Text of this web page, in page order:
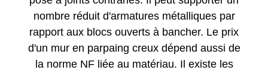
nombre réduit d'armatures métalliques par
rapport aux blocs ouverts à bancher. Le prix
d'un mur en parpaing creux dépend aussi de
la norme NF liée au matériau. Il existe les